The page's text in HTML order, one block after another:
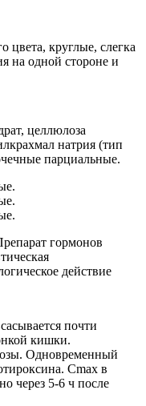
цвета, круглые, слегка
на одной стороне и
целлюлоза
натрия (тип
парциальные.
гормонов
действие
почти
кишки.
Одновременный
Cmax в
через 5-6 ч после